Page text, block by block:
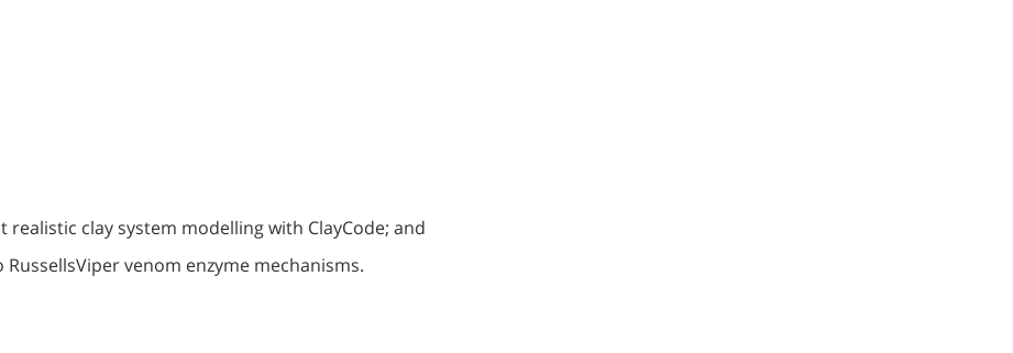
clay system modelling with ClayCode; and
venom enzyme mechanisms.